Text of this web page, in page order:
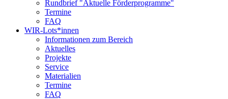
Rundbrief "Aktuelle Förderprogramme"
Termine
FAQ
WIR-Lots*innen
Informationen zum Bereich
Aktuelles
Projekte
Service
Materialien
Termine
FAQ